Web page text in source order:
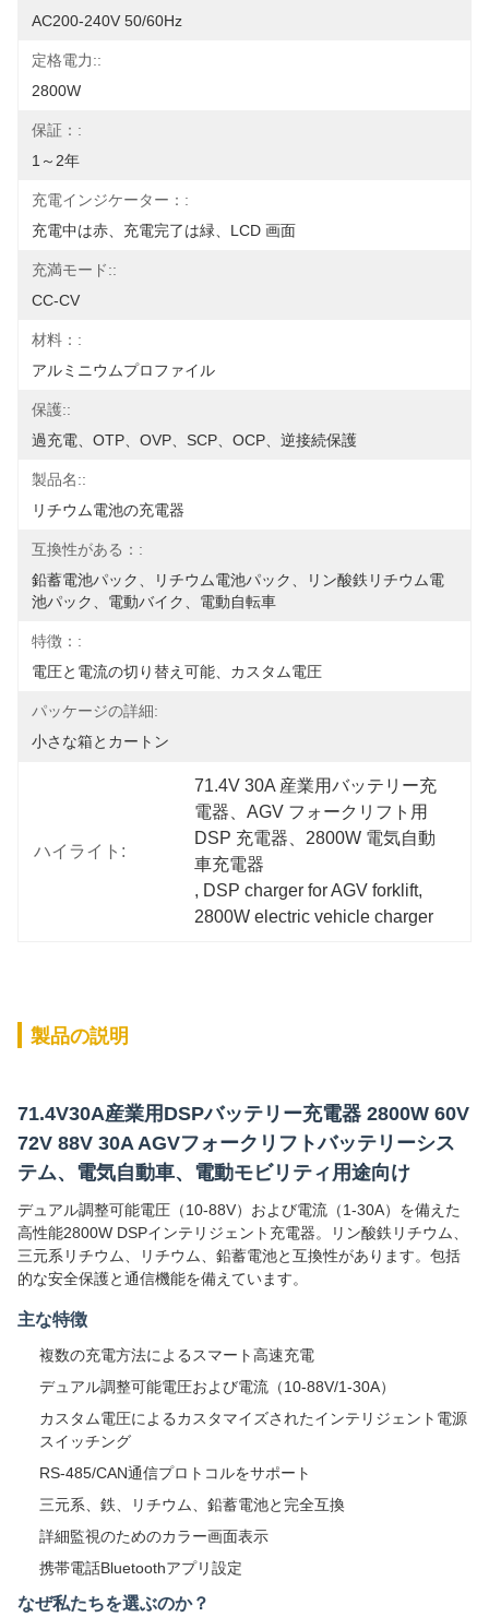
AC200-240V 50/60Hz
定格電力::
2800W
保証：:
1～2年
充電インジケーター：:
充電中は赤、充電完了は緑、LCD 画面
充満モード::
CC-CV
材料：:
アルミニウムプロファイル
保護::
過充電、OTP、OVP、SCP、OCP、逆接続保護
製品名::
リチウム電池の充電器
互換性がある：:
鉛蓄電池パック、リチウム電池パック、リン酸鉄リチウム電
池パック、電動バイク、電動自転車
特徴：:
電圧と電流の切り替え可能、カスタム電圧
パッケージの詳細:
小さな箱とカートン
ハイライト:
71.4V 30A 産業用バッテリー充
電器、AGV フォークリフト用
DSP 充電器、2800W 電気自動
車充電器
, DSP charger for AGV forklift,
2800W electric vehicle charger
製品の説明
71.4V30A産業用DSPバッテリー充電器 2800W 60V
72V 88V 30A AGVフォークリフトバッテリーシス
テム、電気自動車、電動モビリティ用途向け
デュアル調整可能電圧（10-88V）および電流（1-30A）を備えた
高性能2800W DSPインテリジェント充電器。リン酸鉄リチウム、
三元系リチウム、リチウム、鉛蓄電池と互換性があります。包括
的な安全保護と通信機能を備えています。
主な特徴
複数の充電方法によるスマート高速充電
デュアル調整可能電圧および電流（10-88V/1-30A）
カスタム電圧によるカスタマイズされたインテリジェント電源
スイッチング
RS-485/CAN通信プロトコルをサポート
三元系、鉄、リチウム、鉛蓄電池と完全互換
詳細監視のためのカラー画面表示
携帯電話Bluetoothアプリ設定
なぜ私たちを選ぶのか？